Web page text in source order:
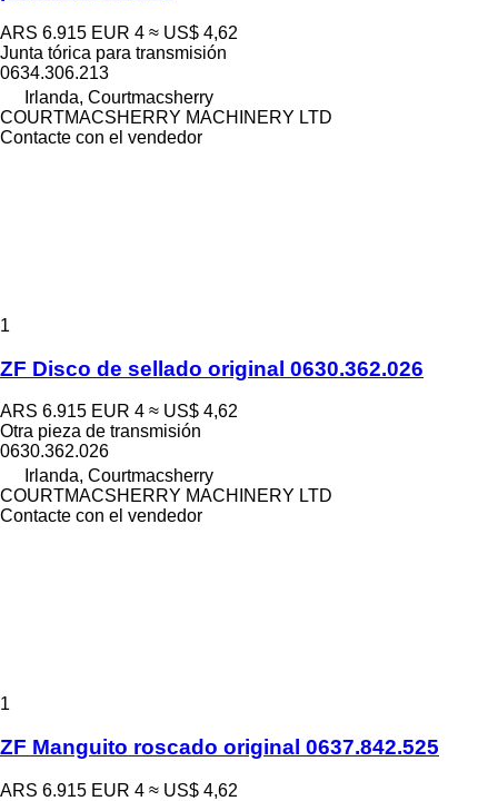
ARS 6.915 EUR 4 ≈ US$ 4,62
Junta tórica para transmisión
0634.306.213
Irlanda, Courtmacsherry
COURTMACSHERRY MACHINERY LTD
Contacte con el vendedor
1
ZF Disco de sellado original 0630.362.026
ARS 6.915 EUR 4 ≈ US$ 4,62
Otra pieza de transmisión
0630.362.026
Irlanda, Courtmacsherry
COURTMACSHERRY MACHINERY LTD
Contacte con el vendedor
1
ZF Manguito roscado original 0637.842.525
ARS 6.915 EUR 4 ≈ US$ 4,62